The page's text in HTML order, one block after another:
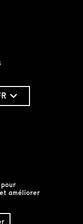
améliorer